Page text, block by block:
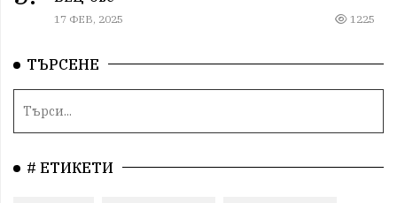
17 ФЕВ, 2025 1225
ТЪРСЕНЕ
# ЕТИКЕТИ